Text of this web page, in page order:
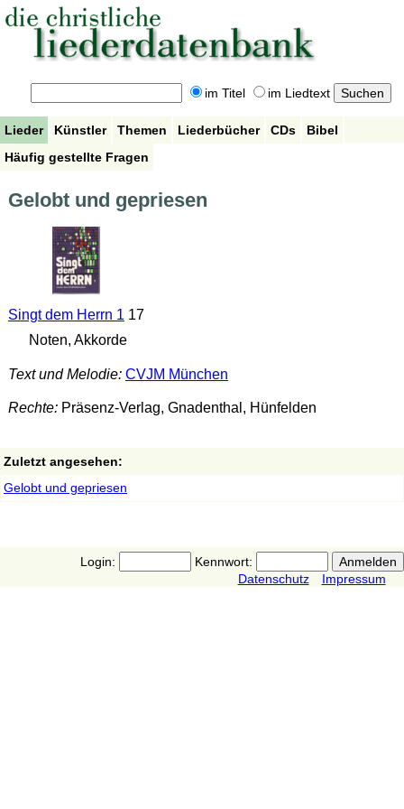
im Titel im Liedtext
Lieder Künstler Themen Liederbücher CDs
Bibel
Häufig gestellte Fragen
Gelobt und gepriesen
Singt dem Herrn 1 17
Noten, Akkorde
Text und Melodie: CVJM München
Rechte:Präsenz-Verlag, Gnadenthal, Hünfelden
Zuletzt angesehen:
Gelobt und gepriesen
Login:
Kennwort:
Datenschutz
Impressum